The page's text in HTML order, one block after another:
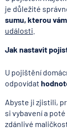
je důležité
sumu, kterou
události.
Jak nastavit
U pojištění
odpovídat
Abyste ji zjistili,
si vybavení a poté
zdánlivé